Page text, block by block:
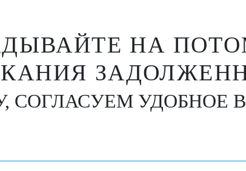
НА
СОГЛАСУЕМ УДОБНОЕ